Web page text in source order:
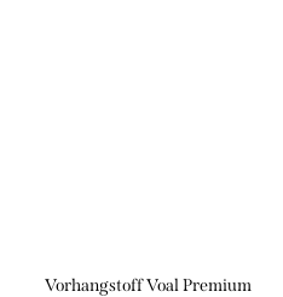
Vorhangstoff Voal Premium